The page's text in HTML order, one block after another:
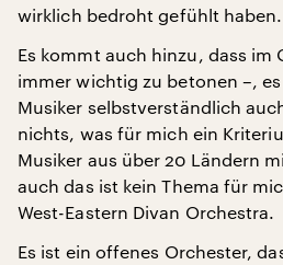
wirklich bedroht gefühlt haben.
Es kommt auch hinzu, dass im
immer wichtig zu betonen –,
Musiker selbstverständlich
nichts, was für mich ein
Musiker aus über 20 Ländern
auch das ist kein Thema für
West-Eastern Divan Orchestra.
Es ist ein offenes Orchester,